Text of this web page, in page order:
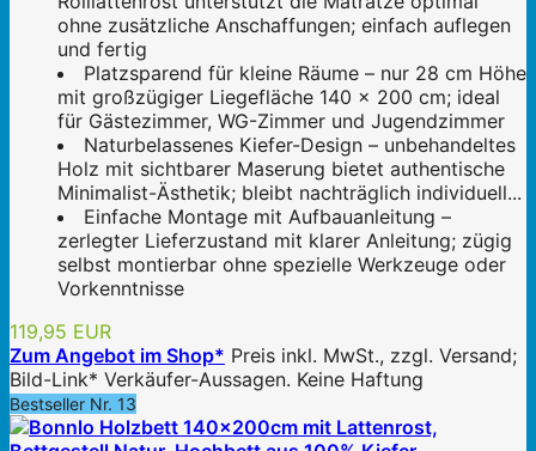
ohne zusätzliche Anschaffungen; einfach auflegen
und fertig
Platzsparend für kleine Räume – nur 28 cm Höhe
mit großzügiger Liegefläche 140 x 200 cm; ideal
für Gästezimmer, WG-Zimmer und Jugendzimmer
Naturbelassenes Kiefer-Design – unbehandeltes
Holz mit sichtbarer Maserung bietet authentische
Minimalist-Ästhetik; bleibt nachträglich individuell...
Einfache Montage mit Aufbauanleitung –
zerlegter Lieferzustand mit klarer Anleitung; zügig
selbst montierbar ohne spezielle Werkzeuge oder
Vorkenntnisse
119,95 EUR
Zum Angebot im Shop* Preis inkl. MwSt., zzgl. Versand;
Bild-Link* Verkäufer-Aussagen. Keine Haftung
Bestseller Nr. 13